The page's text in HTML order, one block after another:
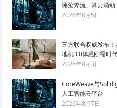
澜沧奔流、算力涌
2026年8月5日
三方联合权威发布
地机3.0体感刚需时代
2026年8月3日
CoreWeave与
人工智能云平台
2026年8月7日